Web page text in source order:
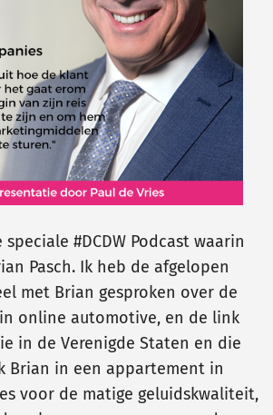
#DCDW Podcast waarin
Pasch. Ik heb de afgelopen
met Brian gesproken over de
online automotive, en de link
in de Verenigde Staten en die
Brian in een appartement in
voor de matige geluidskwaliteit,